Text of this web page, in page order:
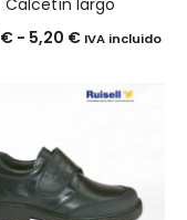
Calcetín largo
€ - 5,20 €Rango
precios:
4,90 €
hasta
IVA incluido